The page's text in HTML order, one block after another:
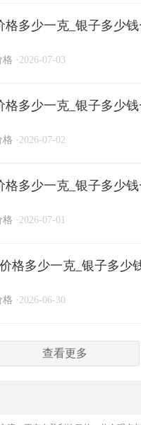
/ 长城币 / 老
/ 亚一金店
格多少一克_银子多少
格 · 2026-07-03
格多少一克_银子多少
格 · 2026-07-02
格多少一克_银子多少
格 · 2026-07-01
格多少一克_银子多少
格 · 2026-06-30
查看更多